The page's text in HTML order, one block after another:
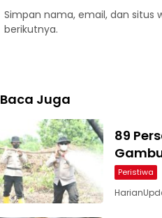
Simpan nama, email, dan situs
berikutnya.
Baca Juga
89
Peristiwa